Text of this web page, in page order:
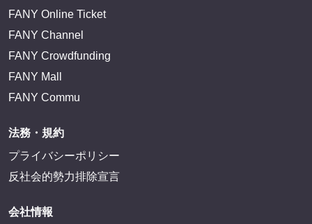
FANY Online Ticket
FANY Channel
FANY Crowdfunding
FANY Mall
FANY Commu
法務・規約
プライバシーポリシー
反社会的勢力排除宣言
会社情報